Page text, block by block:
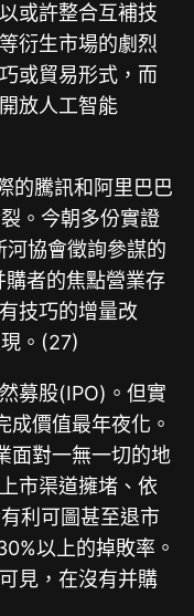
或許整合互補技
衍生市場的劇烈
或貿易形式，而
放人工智能
的騰訊和阿里巴巴
。今朝多份實證
協會徵詢參謀的
者的焦點營業存
技巧的增量改
。(27)
募股(IPO)。但實
價值最年夜化。
面對一無一切的地
市渠道擁堵、依
利可圖甚至退市
以上的掉敗率。
見，在沒有并購